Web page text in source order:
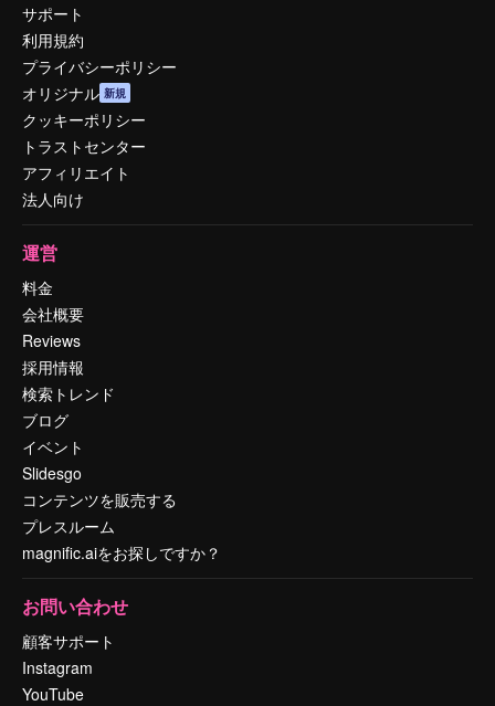
サポート
利用規約
プライバシーポリシー
オリジナル 新規
クッキーポリシー
トラストセンター
アフィリエイト
法人向け
運営
料金
会社概要
Reviews
採用情報
検索トレンド
ブログ
イベント
Slidesgo
コンテンツを販売する
プレスルーム
magnific.aiをお探しですか？
お問い合わせ
顧客サポート
Instagram
YouTube